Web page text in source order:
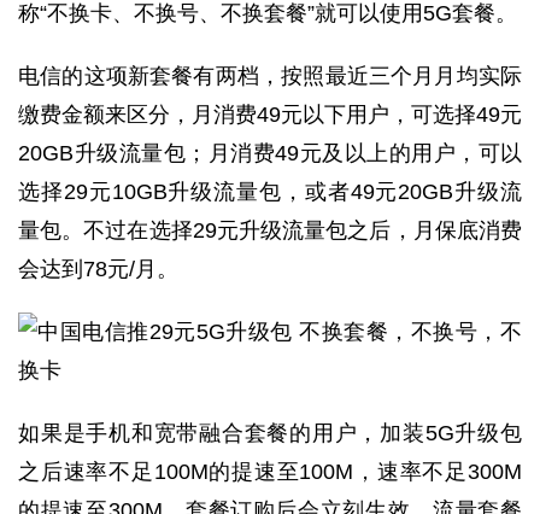
称“不换卡、不换号、不换套餐”就可以使用5G套餐。
电信的这项新套餐有两档，按照最近三个月月均实际
缴费金额来区分，月消费49元以下用户，可选择49元
20GB升级流量包；月消费49元及以上的用户，可以
选择29元10GB升级流量包，或者49元20GB升级流
量包。不过在选择29元升级流量包之后，月保底消费
会达到78元/月。
如果是手机和宽带融合套餐的用户，加装5G升级包
之后速率不足100M的提速至100M，速率不足300M